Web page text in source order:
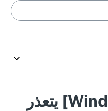
[Windows/macOS] يتعذر